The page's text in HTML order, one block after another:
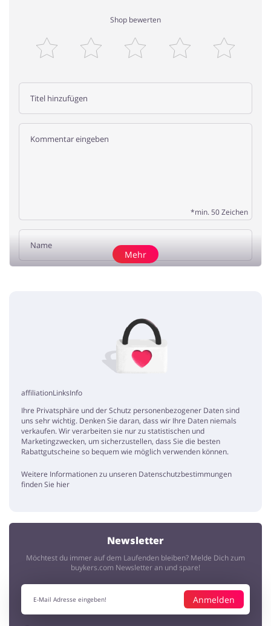
Shop bewerten
*min. 50 Zeichen
Keine Artikel
Mehr
affiliationLinksInfo
Ihre Privatsphäre und der Schutz personenbezogener Daten sind
uns sehr wichtig. Denken Sie daran, dass wir Ihre Daten niemals
verkaufen. Wir verarbeiten sie nur zu statistischen und
Marketingzwecken, um sicherzustellen, dass Sie die besten
Rabattgutscheine so bequem wie möglich verwenden können.
Weitere Informationen zu unseren Datenschutzbestimmungen
finden Sie hier
Newsletter
Möchtest du immer auf dem Laufenden bleiben? Melde Dich zum
buykers.com Newsletter an und spare!
Anmelden